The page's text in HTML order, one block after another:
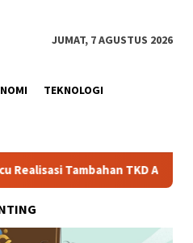
JUMAT, 7 AGUSTUS 2026
TEKNOLOGI
TKD Aceh Rp1,65